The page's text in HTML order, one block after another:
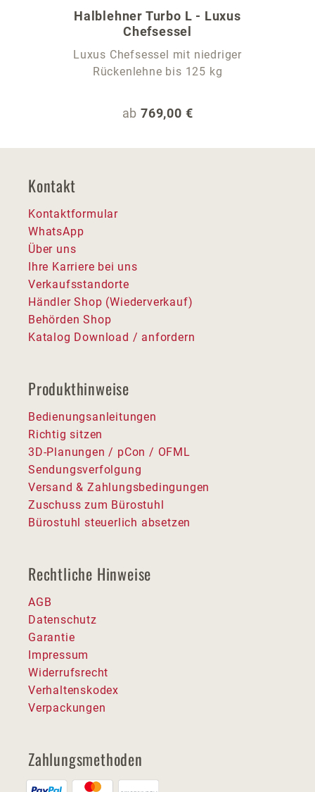
Halblehner Turbo L - Luxus
Chefsessel
Luxus Chefsessel mit niedriger
Rückenlehne bis 125 kg
Regulärer Preis:
ab 769,00 €
Kontakt
Kontaktformular
WhatsApp
Über uns
Ihre Karriere bei uns
Verkaufsstandorte
Händler Shop (Wiederverkauf)
Behörden Shop
Katalog Download / anfordern
Produkthinweise
Bedienungsanleitungen
Richtig sitzen
3D-Planungen / pCon / OFML
Sendungsverfolgung
Versand & Zahlungsbedingungen
Zuschuss zum Bürostuhl
Bürostuhl steuerlich absetzen
Rechtliche Hinweise
AGB
Datenschutz
Garantie
Impressum
Widerrufsrecht
Verhaltenskodex
Verpackungen
Zahlungsmethoden